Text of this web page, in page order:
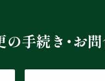
手続き・お